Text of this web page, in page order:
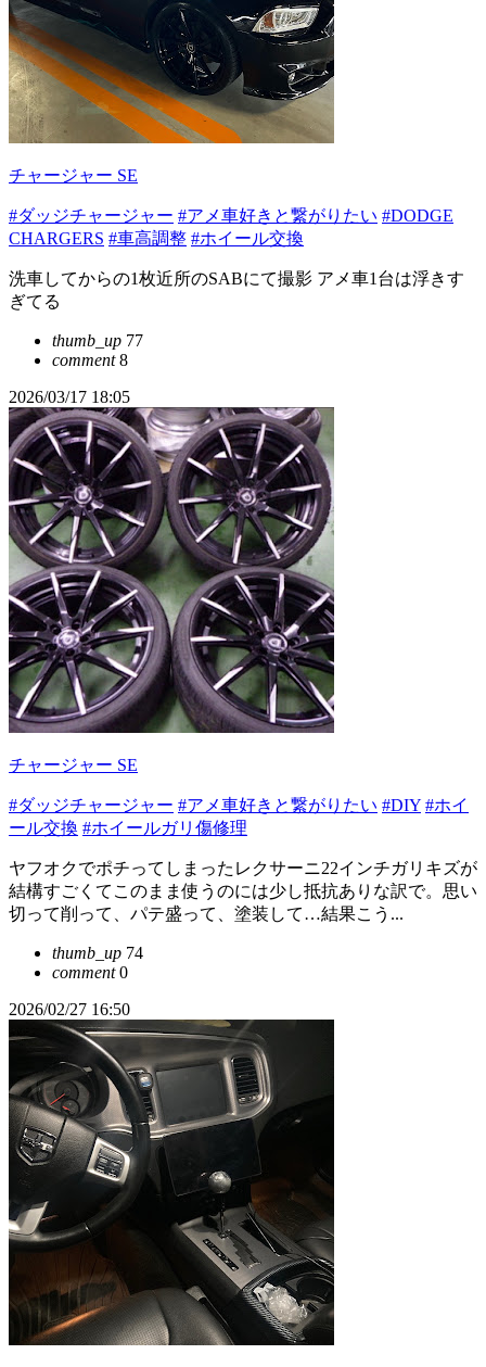
チャージャー SE
#ダッジチャージャー #アメ車好きと繋がりたい #DODGE
CHARGERS #車高調整 #ホイール交換
洗車してからの1枚近所のSABにて撮影 アメ車1台は浮きす
ぎてる
thumb_up 77
comment8
2026/03/17 18:05
チャージャー SE
#ダッジチャージャー #アメ車好きと繋がりたい #DIY #ホイ
ール交換 #ホイールガリ傷修理
ヤフオクでポチってしまったレクサーニ22インチガリキズが
結構すごくてこのまま使うのには少し抵抗ありな訳で。思い
切って削って、パテ盛って、塗装して…結果こう...
thumb_up 74
comment0
2026/02/27 16:50